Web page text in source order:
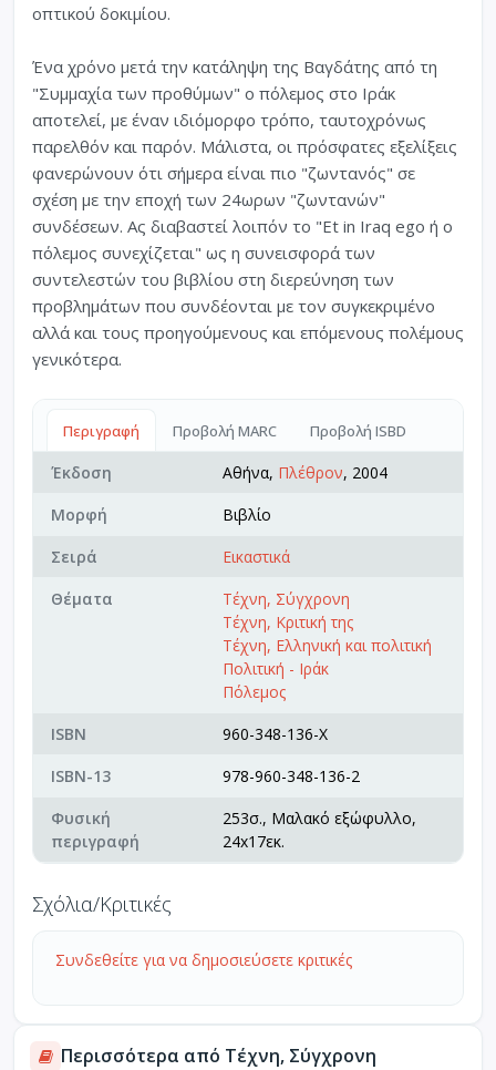
οπτικού δοκιμίου.
Ένα χρόνο μετά την κατάληψη της Bαγδάτης από τη
"Συμμαχία των προθύμων" ο πόλεμος στο Iράκ
αποτελεί, με έναν ιδιόμορφο τρόπο, ταυτοχρόνως
παρελθόν και παρόν. Mάλιστα, οι πρόσφατες εξελίξεις
φανερώνουν ότι σήμερα είναι πιο "ζωντανός" σε
σχέση με την εποχή των 24ωρων "ζωντανών"
συνδέσεων. Aς διαβαστεί λοιπόν το "Et in Iraq ego ή ο
πόλεμος συνεχίζεται" ως η συνεισφορά των
συντελεστών του βιβλίου στη διερεύνηση των
προβλημάτων που συνδέονται με τον συγκεκριμένο
αλλά και τους προηγούμενους και επόμενους πολέμους
γενικότερα.
Περιγραφή Προβολή MARC Προβολή ISBD
Έκδοση Αθήνα, Πλέθρον, 2004
Μορφή
Βιβλίο
Σειρά
Εικαστικά
Θέματα
Τέχνη, Σύγχρονη
Τέχνη, Κριτική της
Τέχνη, Ελληνική και πολιτική
Πολιτική - Ιράκ
Πόλεμος
ISBN
960-348-136-X
ISBN-13
978-960-348-136-2
Φυσική
περιγραφή
253σ., Μαλακό εξώφυλλο,
24x17εκ.
Σχόλια/Κριτικές
Συνδεθείτε για να δημοσιεύσετε κριτικές
Περισσότερα από Τέχνη, Σύγχρονη